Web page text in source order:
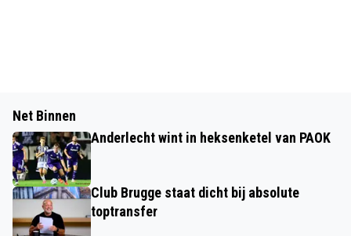
Net Binnen
Anderlecht wint in heksenketel van PAOK
Club Brugge staat dicht bij absolute
toptransfer